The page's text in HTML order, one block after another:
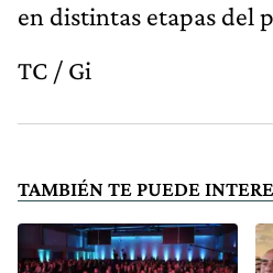
en distintas etapas del
TC / Gi
TAMBIÉN TE PUEDE